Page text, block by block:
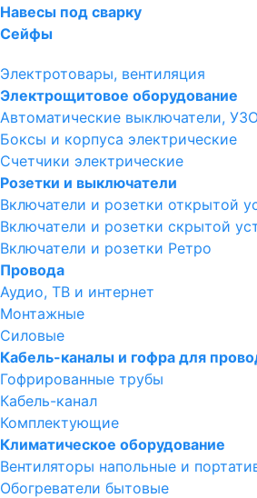
Навесы под сварку
Сейфы
Электротовары, вентиляция
Электрощитовое оборудование
Автоматические выключатели,
Боксы и корпуса электрические
Счетчики электрические
Розетки и выключатели
Включатели и розетки открытой
Включатели и розетки скрытой
Включатели и розетки Ретро
Провода
Аудио, ТВ и интернет
Монтажные
Силовые
Кабель-каналы и гофра для
Гофрированные трубы
Кабель-канал
Комплектующие
Климатическое оборудование
Вентиляторы напольные и
Обогреватели бытовые